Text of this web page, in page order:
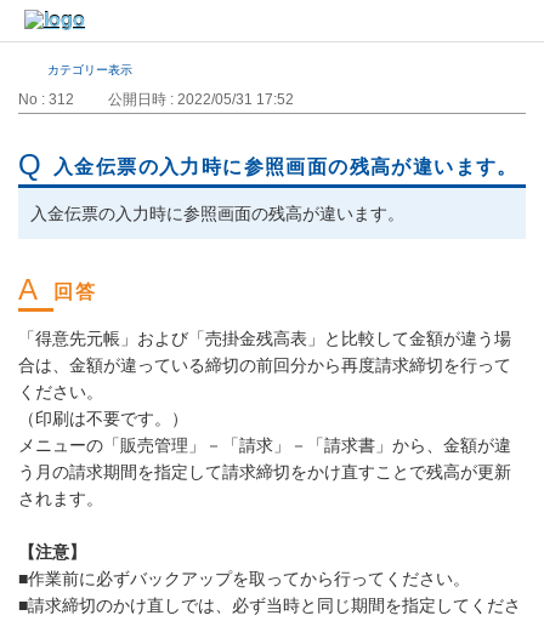
カテゴリー表示
No : 312 公開日時 : 2022/05/31 17:52
入金伝票の入力時に参照画面の残高が違います。
入金伝票の入力時に参照画面の残高が違います。
「得意先元帳」および「売掛金残高表」と比較して金額が違う場
合は、金額が違っている締切の前回分から再度請求締切を行って
ください。
（印刷は不要です。）
メニューの「販売管理」－「請求」－「請求書」から、金額が違
う月の請求期間を指定して請求締切をかけ直すことで残高が更新
されます。
【注意】
■作業前に必ずバックアップを取ってから行ってください。
■請求締切のかけ直しでは、必ず当時と同じ期間を指定してくださ